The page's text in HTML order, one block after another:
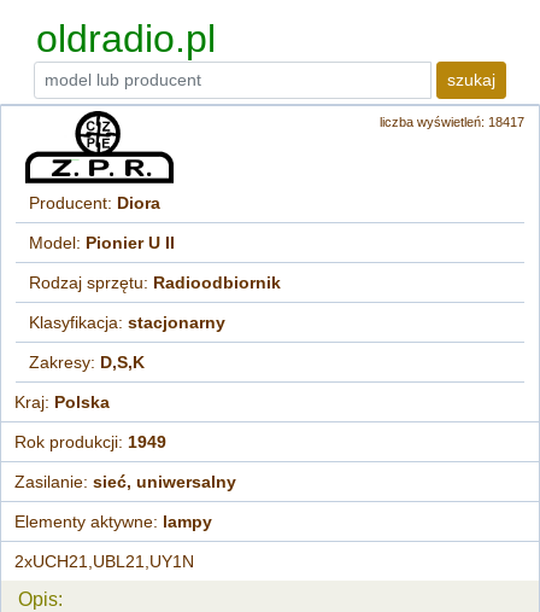
oldradio.pl
szukaj
liczba wyświetleń: 18417
Producent: Diora
Model: Pionier U II
Rodzaj sprzętu: Radioodbiornik
Klasyfikacja:stacjonarny
Zakresy: D,S,K
Kraj: Polska
Rok produkcji:1949
Zasilanie:sieć, uniwersalny
Elementy aktywne: lampy
2xUCH21,UBL21,UY1N
Opis: